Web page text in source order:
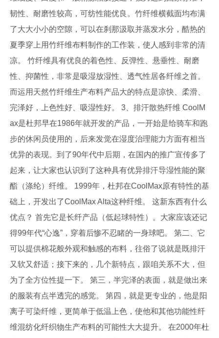
韧性、耐磨性较高，可纺性能优良。竹纤维横截面均布满
了大大小小的空隙，可以在刹那汲取并蒸发水分，酷热的
夏季穿上用竹纤维布料制作的工作装，使人感到非常的清
凉。 竹纤维具有优良的着色性、反弹性、悬垂性、耐磨
性、抑菌性，非常是吸湿放湿性、透气性居各纤维之首。
而运用天然竹纤维生产布料产品大的特点是凉快、柔滑、
完泽好，上色性好、吸湿性好。 3、排汗散热纤维 CoolM
ax是杜邦早在1986年就开发的产品，一开始是给骑车和跑
步的休闲员使用的，后来发觉在湿度治理能力方面有相当
优异的表现。到了90年代中后期，在国内的推广宣传多了
起来，让大家也认识到了这种具有优异排汗导湿性能的聚
酯（涤纶）纤维。 1999年，杜邦在CoolMax原有特性的基
础上，开发出了CoolMax Alta这种纤维。 这新东西有什么
优点？ 首先它是长纤产品（低起球特性）。大家应该还记
得99年代“心逸”，穿着后惨不忍睹的一身球吧。 第二、它
可以提供棉花般外观和触感的布料，往俗了说就是既排汗
又软又舒适；接下来的，几个新特点，跟咱关系不大，但
为了全方位性提一下。 第三，半完泽的表面，就是做出来
的服装有点半透完的感觉。 第四，就是更专业的，他是阳
离子可染纤维，更简单于低温上色，使他和其他功能性纤
维混纺化纤织物生产布料的可能性大大提升。 在2000年杜